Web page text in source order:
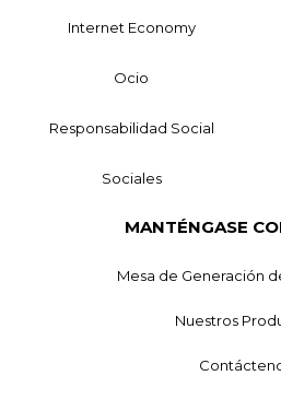
Internet Economy
Ocio
Responsabilidad Social
Sociales
MANTÉNGASE
Mesa de Generación
Nuestros